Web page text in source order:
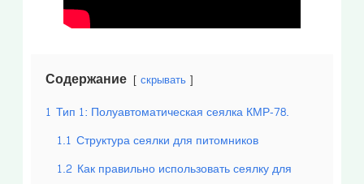
Содержание скрывать
1 Тип 1: Полуавтоматическая сеялка КМР-78.
1.1 Структура сеялки для питомников
1.2 Как правильно использовать сеялку для